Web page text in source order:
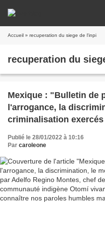
Accueil » recuperation du siege de l'inpi
recuperation du
Mexique : "Bulletin de
l'arrogance, la
criminalisation
Montes, chef de l'INPI,
communauté indigène
humbles mais vraies
Publié le 28/01/2022 à 10:16
Par caroleone